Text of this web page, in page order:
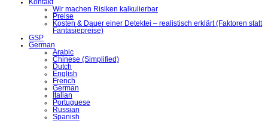
Kontakt
Wir machen Risiken kalkulierbar
Preise
Kosten & Dauer einer Detektei – realistisch erklärt (Faktoren statt
Fantasiepreise)
GSP
German
Arabic
Chinese (Simplified)
Dutch
English
French
German
Italian
Portuguese
Russian
Spanish